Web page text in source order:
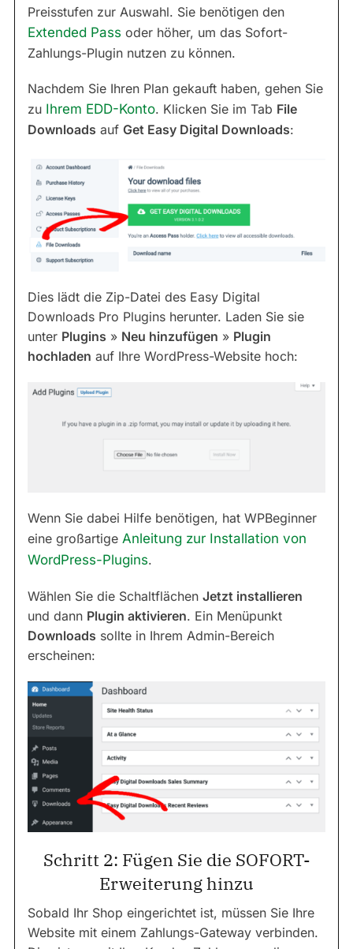
Preisstufen zur Auswahl. Sie benötigen den
Extended Pass oder höher, um das Sofort-
Zahlungs-Plugin nutzen zu können.
Nachdem Sie Ihren Plan gekauft haben, gehen Sie
zu Ihrem EDD-Konto. Klicken Sie im Tab File
Downloads auf Get Easy Digital Downloads:
Dies lädt die Zip-Datei des Easy Digital
Downloads Pro Plugins herunter. Laden Sie sie
unter Plugins » Neu hinzufügen » Plugin
hochladen auf Ihre WordPress-Website hoch:
Wenn Sie dabei Hilfe benötigen, hat WPBeginner
eine großartige Anleitung zur Installation von
WordPress-Plugins.
Wählen Sie die Schaltflächen Jetzt installieren
und dann Plugin aktivieren. Ein Menüpunkt
Downloads sollte in Ihrem Admin-Bereich
erscheinen:
Schritt 2: Fügen Sie die SOFORT-
Erweiterung hinzu
Sobald Ihr Shop eingerichtet ist, müssen Sie Ihre
Website mit einem Zahlungs-Gateway verbinden.